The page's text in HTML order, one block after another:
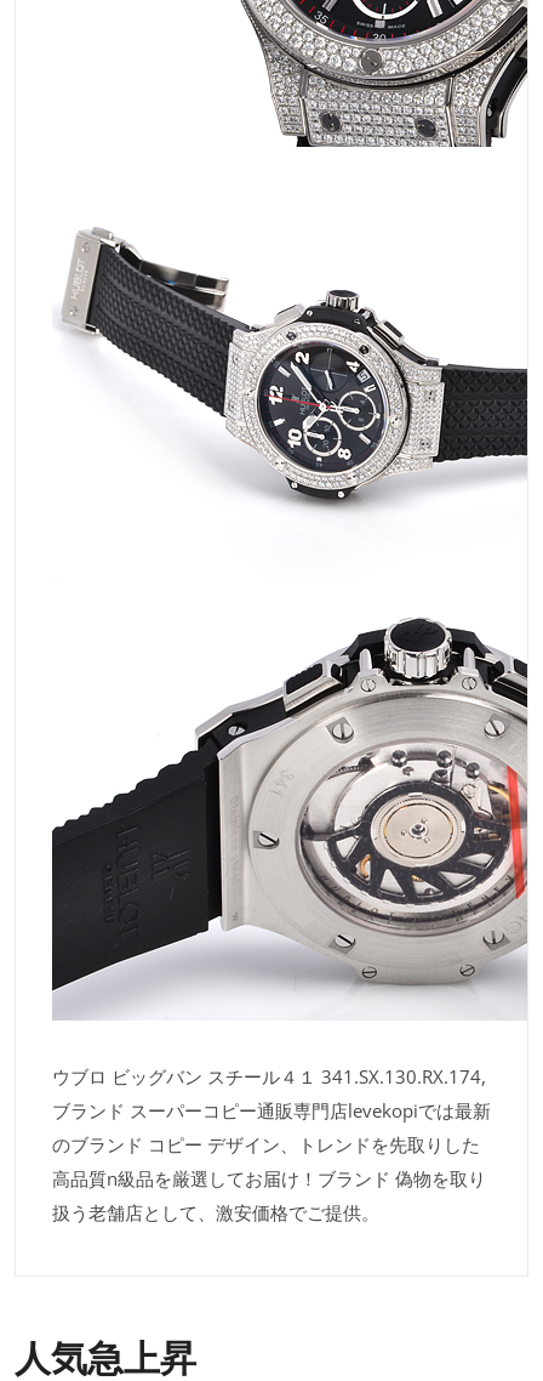
ウブロ ビッグバン スチール４１ 341.SX.130.RX.174,
ブランド スーパーコピー通販専門店levekopiでは最新
のブランド コピー デザイン、トレンドを先取りした
高品質n級品を厳選してお届け！ブランド 偽物を取り
扱う老舗店として、激安価格でご提供。
人気急上昇